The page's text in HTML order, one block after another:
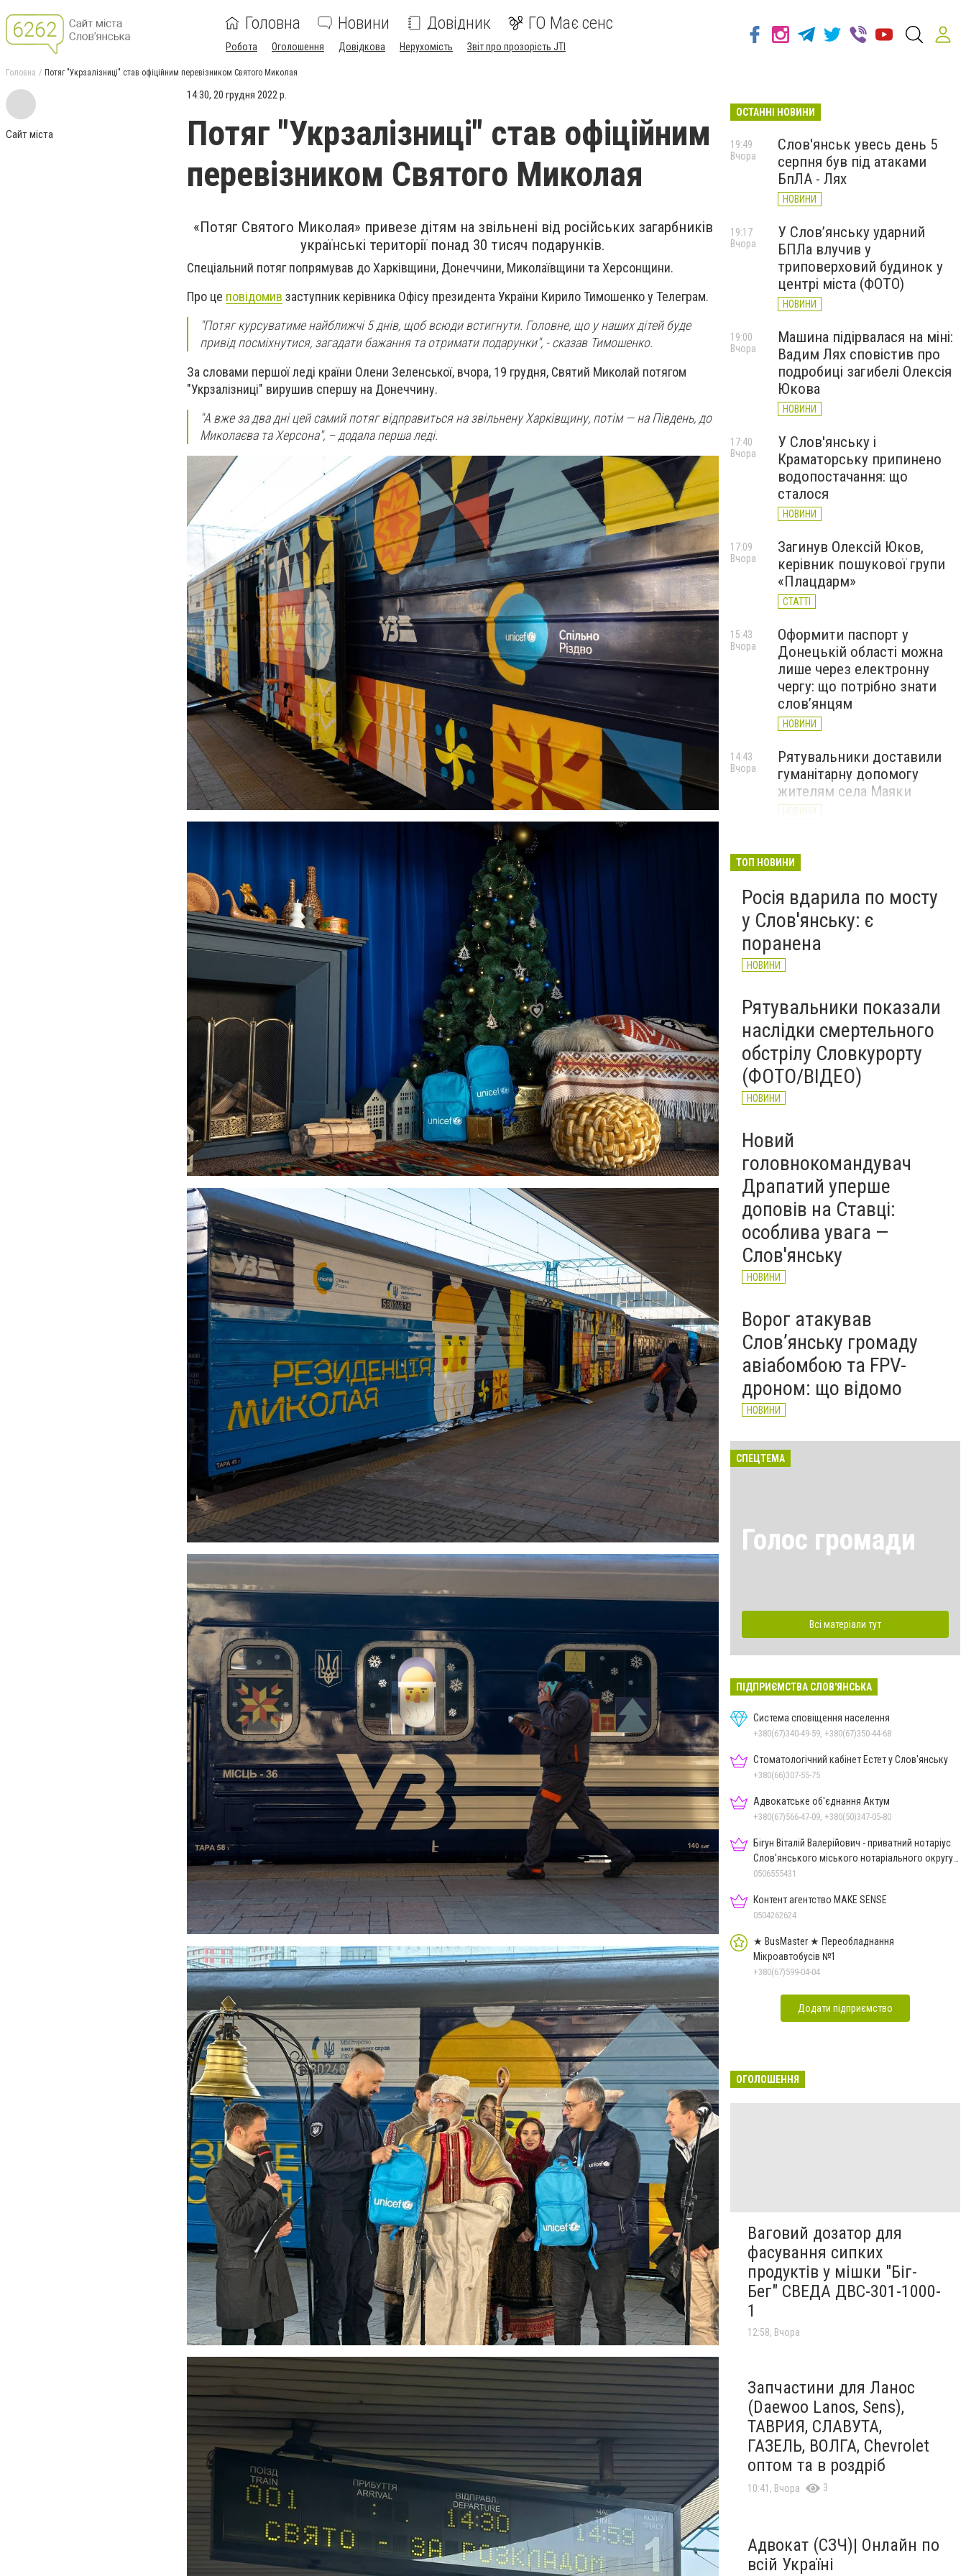
Головна Новини Довідник ГО Має сенс
Робота Оголошення Довідкова Нерухомість Звіт про прозорість JTI
Головна Потяг "Укрзалізниці" став офіційним перевізником Святого Миколая
Сайт міста
14:30, 20 грудня 2022 р.
Потяг "Укрзалізниці" став офіційним
перевізником Святого Миколая
«Потяг Святого Миколая» привезе дітям на звільнені від російських загарбників
українські території понад 30 тисяч подарунків.
Спеціальний потяг попрямував до Харківщини, Донеччини, Миколаївщини та Херсонщини.
Про це повідомив заступник керівника Офісу президента України Кирило Тимошенко у Телеграм.
"Потяг курсуватиме найближчі 5 днів, щоб всюди встигнути. Головне, що у наших дітей буде
привід посміхнутися, загадати бажання та отримати подарунки", - сказав Тимошенко.
За словами першої леді країни Олени Зеленської, вчора, 19 грудня, Святий Миколай потягом
"Укрзалізниці" вирушив спершу на Донеччину.
"А вже за два дні цей самий потяг відправиться на звільнену Харківщину, потім — на Південь, до
Миколаєва та Херсона", – додала перша леді.
ОСТАННІ НОВИНИ
Слов'янськ увесь день 5
серпня був під атаками
БпЛА - Лях
НОВИНИ
19:49
Вчора
У Слов’янську ударний
БПЛа влучив у
триповерховий будинок у
центрі міста (ФОТО)
НОВИНИ
19:17
Вчора
Машина підірвалася на міні:
Вадим Лях сповістив про
подробиці загибелі Олексія
Юкова
НОВИНИ
19:00
Вчора
У Слов'янську і
Краматорську припинено
водопостачання: що
сталося
НОВИНИ
17:40
Вчора
Загинув Олексій Юков,
керівник пошукової групи
«Плацдарм»
СТАТТІ
17:09
Вчора
Оформити паспорт у
Донецькій області можна
лише через електронну
чергу: що потрібно знати
слов’янцям
НОВИНИ
15:43
Вчора
Рятувальники доставили
гуманітарну допомогу
жителям села Маяки
НОВИНИ
14:43
Вчора
онлайн-акція до Дня молоді
Вчора
ТОП НОВИНИ
Росія вдарила по мосту
у Слов'янську: є
поранена
НОВИНИ
Рятувальники показали
наслідки смертельного
обстрілу Словкурорту
(ФОТО/ВІДЕО)
НОВИНИ
Новий
головнокомандувач
Драпатий уперше
доповів на Ставці:
особлива увага —
Слов'янську
НОВИНИ
Ворог атакував
Слов’янську громаду
авіабомбою та FPV-
дроном: що відомо
НОВИНИ
СПЕЦТЕМА
Голос громади
Всі матеріали тут
ПІДПРИЄМСТВА СЛОВ'ЯНСЬКА
Система сповіщення населення
+380(67)340-49-59, +380(67)350-44-68
Стоматологічний кабінет Естет у Слов'янську
+380(66)307-55-75
Адвокатське об'єднання Актум
+380(67)566-47-09, +380(50)347-05-80
Бігун Віталій Валерійович - приватний нотаріус
Слов'янського міського нотаріального округу
Дон.обл.
0506555431
Контент агентство MAKE SENSE
0504262624
★ BusMaster ★ Переобладнання
Мікроавтобусів №1
+380(67)599-04-04
Додати підприємство
ОГОЛОШЕННЯ
Ваговий дозатор для
фасування сипких
продуктів у мішки "Біг-
Бег" СВЕДА ДВС-301-1000-
1
12:58, Вчора
Запчастини для Ланос
(Daewoo Lanos, Sens),
ТАВРИЯ, СЛАВУТА,
ГАЗЕЛЬ, ВОЛГА, Chevrolet
оптом та в роздріб
10:41, Вчора 3
Адвокат (СЗЧ)| Онлайн по
всій Україні